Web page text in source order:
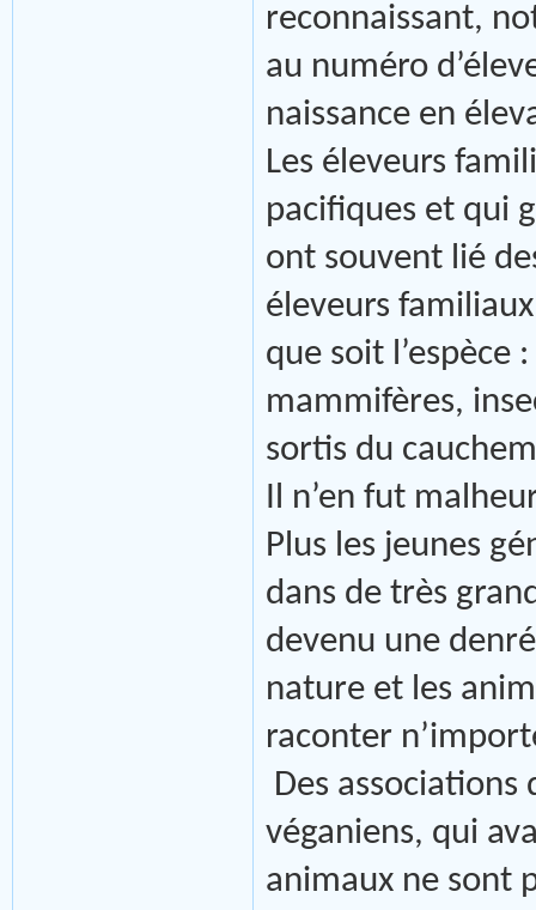
reconnaissant,
au numéro
naissance en
Les éleveurs
pacifiques et qui
ont souvent lié
éleveurs
que soit l’espèce
mammifères,
sortis du
Il n’en fut
Plus les jeunes
dans de très
devenu une
nature et les
raconter
Des
véganiens, qui
animaux ne sont